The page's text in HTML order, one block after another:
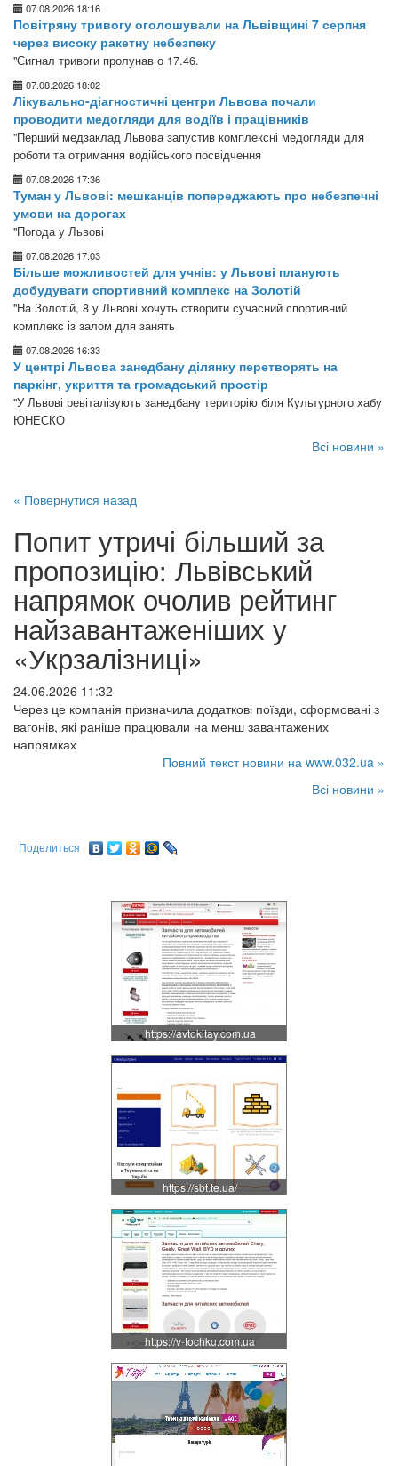
07.08.2026 18:16
Повітряну тривогу оголошували на Львівщині 7 серпня
через високу ракетну небезпеку
"Сигнал тривоги пролунав о 17.46.
07.08.2026 18:02
Лікувально-діагностичні центри Львова почали
проводити медогляди для водіїв і працівників
"Перший медзаклад Львова запустив комплексні медогляди для
роботи та отримання водійського посвідчення
07.08.2026 17:36
Туман у Львові: мешканців попереджають про небезпечні
умови на дорогах
"Погода у Львові
07.08.2026 17:03
Більше можливостей для учнів: у Львові планують
добудувати спортивний комплекс на Золотій
"На Золотій, 8 у Львові хочуть створити сучасний спортивний
комплекс із залом для занять
07.08.2026 16:33
У центрі Львова занедбану ділянку перетворять на
паркінг, укриття та громадський простір
"У Львові ревіталізують занедбану територію біля Культурного хабу
ЮНЕСКО
Всі новини »
« Повернутися назад
Попит утричі більший за
пропозицію: Львівський
напрямок очолив рейтинг
найзавантаженіших у
«Укрзалізниці»
24.06.2026 11:32
Через це компанія призначила додаткові поїзди, сформовані з
вагонів, які раніше працювали на менш завантажених
напрямках
Повний текст новини на www.032.ua »
Всі новини »
Поделиться
https://avtokitay.com.ua
https://sbt.te.ua/
https://v-tochku.com.ua